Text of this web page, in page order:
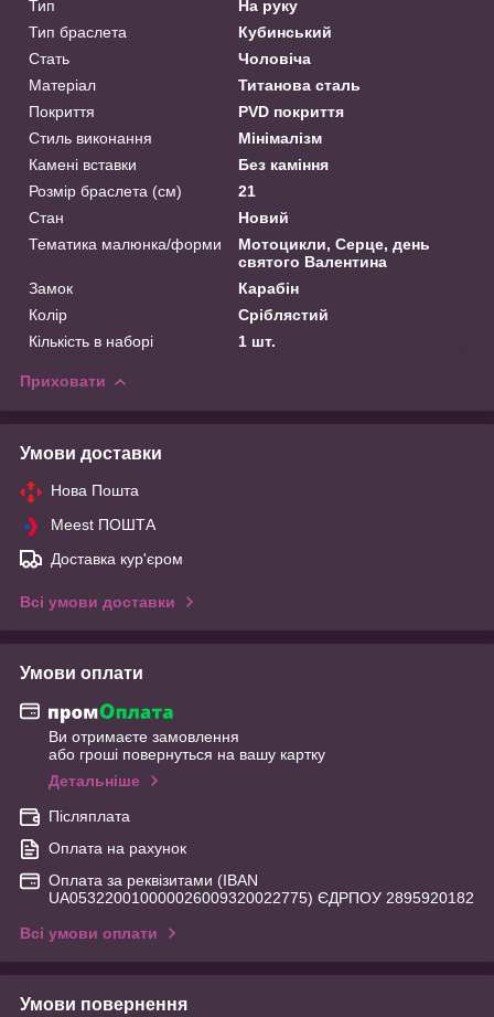
Тип
На руку
Тип браслета
Кубинський
Стать
Чоловіча
Матеріал
Титанова сталь
Покриття
PVD покриття
Стиль виконання
Мінімалізм
Камені вставки
Без каміння
Розмір браслета (см)
21
Стан
Новий
Тематика малюнка/форми
Мотоцикли, Серце, день
святого Валентина
Замок
Карабін
Колір
Сріблястий
Кількість в наборі
1 шт.
Приховати
Умови доставки
Нова Пошта
Meest ПОШТА
Доставка кур'єром
Всі умови доставки
Умови оплати
Ви отримаєте замовлення
або гроші повернуться на вашу картку
Детальніше
Післяплата
Оплата на рахунок
Оплата за реквізитами (IBAN
UA053220010000026009320022775) ЄДРПОУ 2895920182
Всі умови оплати
Умови повернення